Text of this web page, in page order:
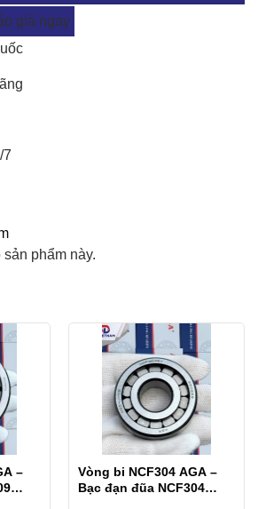
giá ngay
7
phẩm này.
–
Vòng bi NCF304 AGA –
Bạc đạn đũa NCF304